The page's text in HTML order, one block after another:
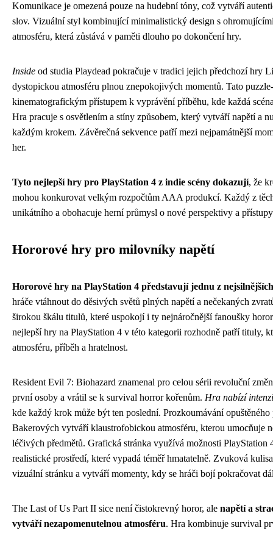
Komunikace je omezená pouze na hudební tóny, což vytváří
slov. Vizuální styl kombinující minimalistický design s
atmosféru, která zůstává v paměti dlouho po dokončení hry.
Inside od studia Playdead pokračuje v tradici jejich předchozí hry
dystopickou atmosféru plnou znepokojivých momentů. Tato
kinematografickým přístupem k vyprávění příběhu, kde každá
Hra pracuje s osvětlením a stíny způsobem, který vytváří napětí a
každým krokem. Závěrečná sekvence patří mezi nejpamátnější
her.
Tyto nejlepší hry pro PlayStation 4 z indie scény dokazují, že
mohou konkurovat velkým rozpočtům AAA produkcí. Každý z
unikátního a obohacuje herní průmysl o nové perspektivy a
Hororové hry pro milovníky napětí
Hororové hry na PlayStation 4 představují jednu z
hráče vtáhnout do děsivých světů plných napětí a nečekaných
širokou škálu titulů, které uspokojí i ty nejnáročnější fanoušky
nejlepší hry na PlayStation 4 v této kategorii rozhodně patří tituly,
atmosféru, příběh a hratelnost.
Resident Evil 7: Biohazard znamenal pro celou sérii revoluční
první osoby a vrátil se k survival horror kořenům. Hra nabízí
kde každý krok může být ten poslední. Prozkoumávání
Bakerových vytváří klaustrofobickou atmosféru, kterou umocňuje
léčivých předmětů. Grafická stránka využívá možnosti PlayStation
realistické prostředí, které vypadá téměř hmatatelně. Zvuková
vizuální stránku a vytváří momenty, kdy se hráči bojí pokračovat
The Last of Us Part II sice není čistokrevný horor, ale napětí a
vytváří nezapomenutelnou atmosféru. Hra kombinuje survival